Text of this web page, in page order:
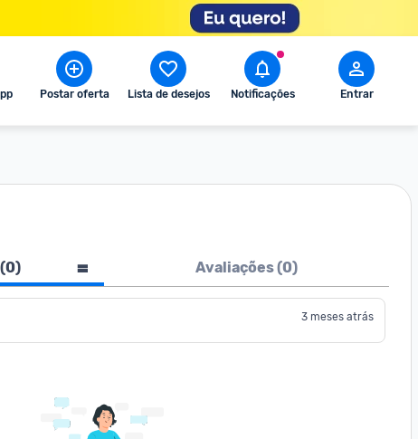
Postar oferta Lista de desejos Notificações Entrar
0) Avaliações (0)
3 meses atrás